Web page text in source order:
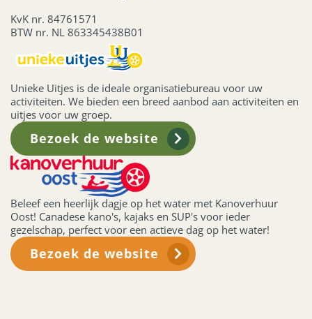
KvK nr. 84761571
BTW nr. NL 863345438B01
Unieke Uitjes is de ideale organisatiebureau voor uw
activiteiten. We bieden een breed aanbod aan activiteiten en
uitjes voor uw groep.
Bezoek de website
Beleef een heerlijk dagje op het water met Kanoverhuur
Oost! Canadese kano's, kajaks en SUP's voor ieder
gezelschap, perfect voor een actieve dag op het water!
Bezoek de website